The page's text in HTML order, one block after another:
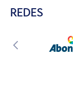
REDES